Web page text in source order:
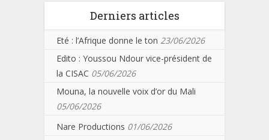
Derniers articles
Eté : l’Afrique donne le ton 23/06/2026
Edito : Youssou Ndour vice-président de
la CISAC 05/06/2026
Mouna, la nouvelle voix d’or du Mali
05/06/2026
Nare Productions 01/06/2026